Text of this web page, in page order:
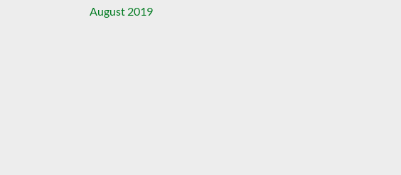
August 2019